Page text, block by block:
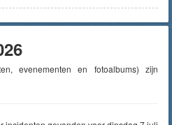
evenementen en fotoalbums) zijn